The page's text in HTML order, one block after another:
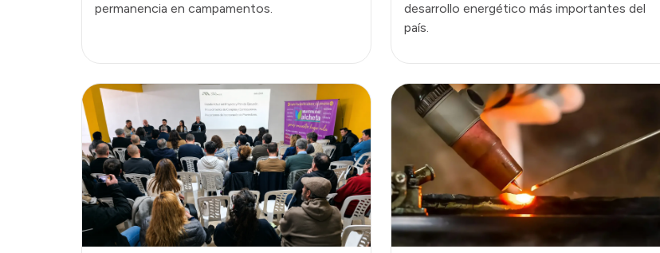
permanencia en campamentos.
desarrollo energético más importantes del
país.